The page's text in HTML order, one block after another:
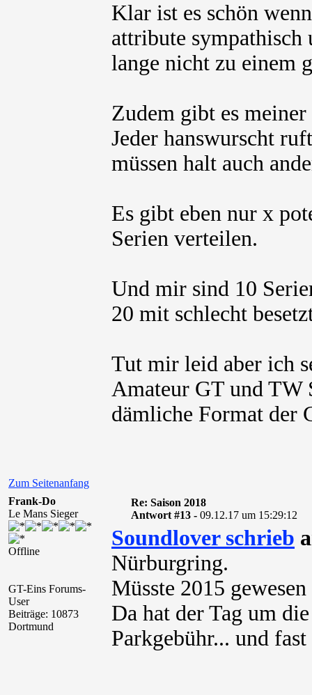
Klar ist es schön
attribute sympathisch
lange nicht zu einem
Zudem gibt es
Jeder hanswurscht
müssen halt auch
Es gibt eben nur x
Serien verteilen.
Und mir sind 10
20 mit schlecht
Tut mir leid aber ich
Amateur GT und TW
dämliche Format der
Zum Seitenanfang
Frank-Do
Le Mans Sieger
Offline
GT-Eins Forums-
User
Beiträge: 10873
Dortmund
Re: Saison 2018
Antwort #13 - 09.12.17 um 15:29:12
Soundlover schrieb
Nürburgring.
Müsste 2015
Da hat der Tag um
Parkgebühr... und